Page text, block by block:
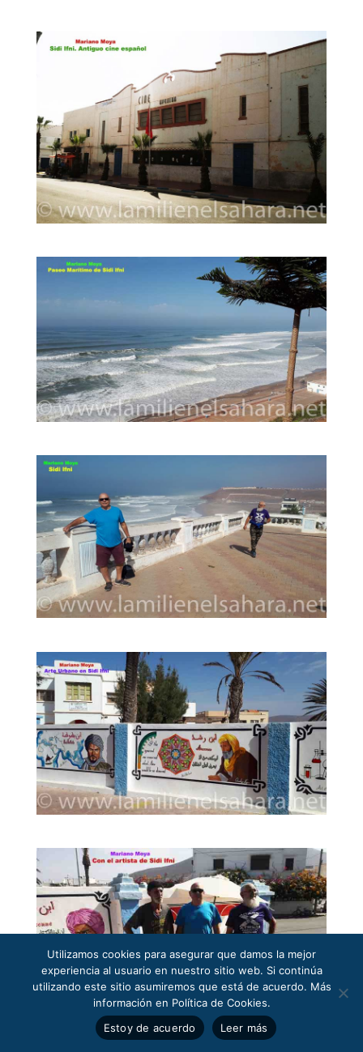
Utilizamos cookies para asegurar que damos la mejor
experiencia al usuario en nuestro sitio web. Si continúa
utilizando este sitio asumiremos que está de acuerdo. Más
información en Política de Cookies.
Estoy de acuerdo
Leer más